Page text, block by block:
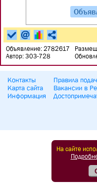
Объявление: 2782617
Автор: 303-728
Контакты
Карта сайта
Информация
Правила
Вакансии в
На сайте